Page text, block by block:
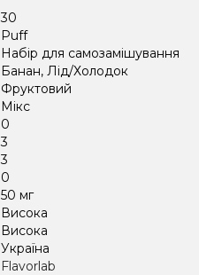
30
Puff
Набір для самозамішування
Банан, Лід/Холодок
Фруктовий
Мікс
0
3
3
0
50 мг
Висока
Висока
Україна
Flavorlab